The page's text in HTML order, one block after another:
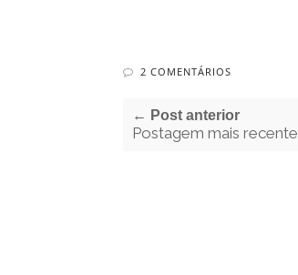
2 COMENTÁRIOS
← Post anterior
Postagem mais recente